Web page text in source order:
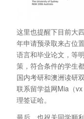
这里也提醒下目前大
年申请预录取来占位
语言和毕业论文，等
策，符合条件的学生
国内考研和澳洲读研
联系留学益网Mia（
理签证哈。
最后，也祝关同学顺